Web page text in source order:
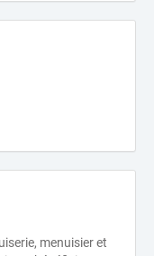
menuisier et